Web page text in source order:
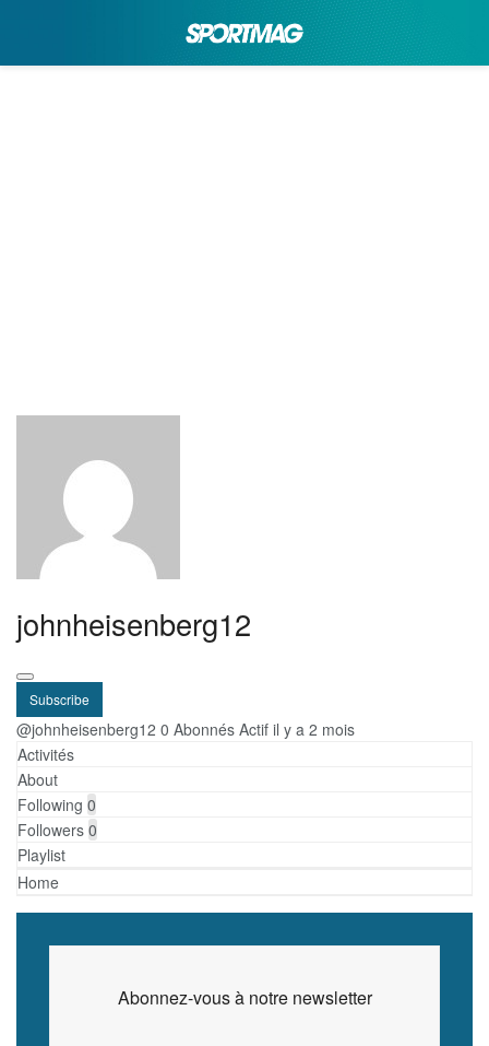
johnheisenberg12
Subscribe
@johnheisenberg12 0 Abonnés Actif il y a 2 mois
Activités
About
Following 0
Followers 0
Playlist
Home
Abonnez-vous à notre newsletter